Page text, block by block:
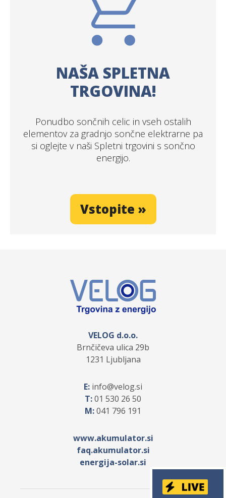
NAŠA SPLETNA
TRGOVINA!
Ponudbo sončnih celic in vseh ostalih
elementov za gradnjo sončne elektrarne pa
si oglejte v naši Spletni trgovini s sončno
energijo.
Vstopite »
VELOG d.o.o.
Brnčičeva ulica 29b
1231 Ljubljana
E: info
velog.si
T:01 530 26 50
M:041 796 191
www.akumulator.si
faq.akumulator.si
energija-solar.si